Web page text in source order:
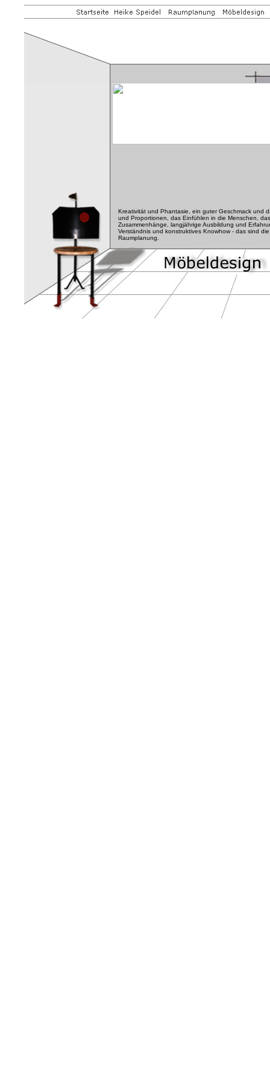
Kreativität und Phantasie, ein guter Geschmack und
und Proportionen, das Einfühlen in die Menschen,
Zusammenhänge, langjährige Ausbildung und
Verständnis und konstruktives Knowhow - das sind
Raumplanung.